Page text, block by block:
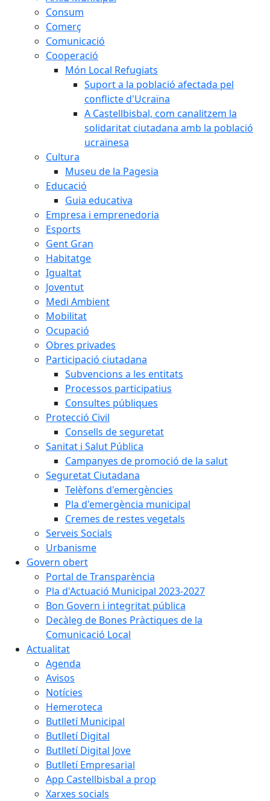
Consum
Comerç
Comunicació
Cooperació
Món Local Refugiats
Suport a la població afectada pel
conflicte d'Ucraïna
A Castellbisbal, com canalitzem la
solidaritat ciutadana amb la població
ucraïnesa
Cultura
Museu de la Pagesia
Educació
Guia educativa
Empresa i emprenedoria
Esports
Gent Gran
Habitatge
Igualtat
Joventut
Medi Ambient
Mobilitat
Ocupació
Obres privades
Participació ciutadana
Subvencions a les entitats
Processos participatius
Consultes públiques
Protecció Civil
Consells de seguretat
Sanitat i Salut Pública
Campanyes de promoció de la salut
Seguretat Ciutadana
Telèfons d'emergències
Pla d'emergència municipal
Cremes de restes vegetals
Serveis Socials
Urbanisme
Govern obert
Portal de Transparència
Pla d'Actuació Municipal 2023-2027
Bon Govern i integritat pública
Decàleg de Bones Pràctiques de la
Comunicació Local
Actualitat
Agenda
Avisos
Notícies
Hemeroteca
Butlletí Municipal
Butlletí Digital
Butlletí Digital Jove
Butlletí Empresarial
App Castellbisbal a prop
Xarxes socials